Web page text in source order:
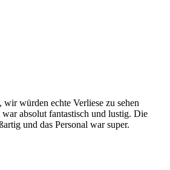
würden echte Verliese zu sehen
absolut fantastisch und lustig. Die
und das Personal war super.